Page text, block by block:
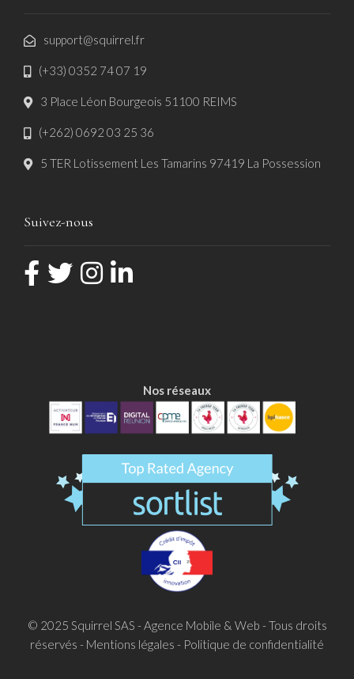
support@squirrel.fr
(+33) 0352 74 07 19
3 Place Léon Bourgeois 51100 REIMS
(+262) 0692 03 25 36
5 TER Lotissement Les Tamarins 97419 La Possession
Suivez-nous
Nos réseaux
© 2025 Squirrel SAS - Agence Mobile & Web - Tous droits
réservés - Mentions légales - Politique de confidentialité